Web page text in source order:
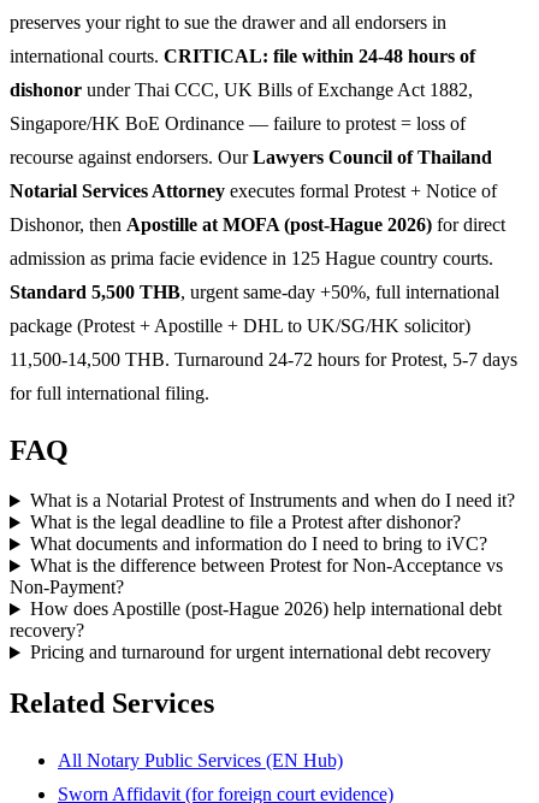
preserves your right to sue the drawer and all endorsers in
international courts. CRITICAL: file within 24-48 hours of
dishonor under Thai CCC, UK Bills of Exchange Act 1882,
Singapore/HK BoE Ordinance — failure to protest = loss of
recourse against endorsers. OurLawyers Council of Thailand
Notarial Services Attorney executes formal Protest + Notice of
Dishonor, then Apostille at MOFA (post-Hague 2026) for direct
admission as prima facie evidence in 125 Hague country courts.
Standard 5,500 THB, urgent same-day +50%, full international
package (Protest + Apostille + DHL to UK/SG/HK solicitor)
11,500-14,500 THB. Turnaround 24-72 hours for Protest, 5-7 days
for full international filing.
FAQ
What is a Notarial Protest of Instruments and when do I need it?
What is the legal deadline to file a Protest after dishonor?
What documents and information do I need to bring to iVC?
What is the difference between Protest for Non-Acceptance vs
Non-Payment?
How does Apostille (post-Hague 2026) help international debt
recovery?
Pricing and turnaround for urgent international debt recovery
Related Services
All Notary Public Services (EN Hub)
Sworn Affidavit (for foreign court evidence)